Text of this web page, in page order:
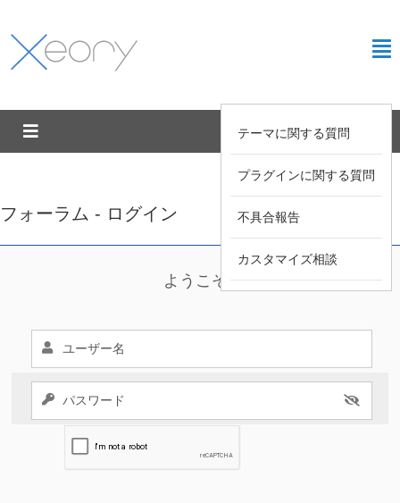
テーマに関する質問
プラグインに関する質問
不具合報告
カスタマイズ相談
フォーラム - ログイン
ようこそ !